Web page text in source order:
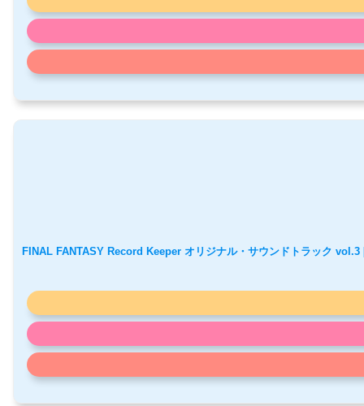
FINAL FANTASY Record Keeper オリジナル・サウンドトラック